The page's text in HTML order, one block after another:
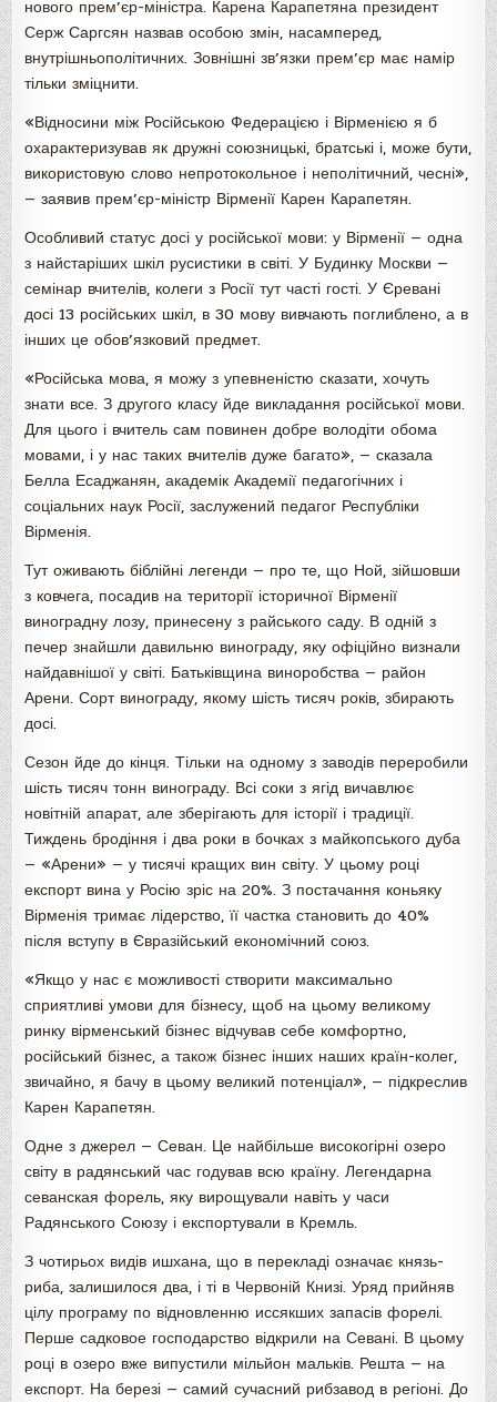
нового прем’єр-міністра. Карена Карапетяна президент
Серж Саргсян назвав особою змін, насамперед,
внутрішньополітичних. Зовнішні зв’язки прем’єр має намір
тільки зміцнити.
«Відносини між Російською Федерацією і Вірменією я б
охарактеризував як дружні союзницькі, братські і, може бути,
використовую слово непротокольное і неполітичний, чесні»,
— заявив прем’єр-міністр Вірменії Карен Карапетян.
Особливий статус досі у російської мови: у Вірменії — одна
з найстаріших шкіл русистики в світі. У Будинку Москви —
семінар вчителів, колеги з Росії тут часті гості. У Єревані
досі 13 російських шкіл, в 30 мову вивчають поглиблено, а в
інших це обов’язковий предмет.
«Російська мова, я можу з упевненістю сказати, хочуть
знати все. З другого класу йде викладання російської мови.
Для цього і вчитель сам повинен добре володіти обома
мовами, і у нас таких вчителів дуже багато», — сказала
Белла Есаджанян, академік Академії педагогічних і
соціальних наук Росії, заслужений педагог Республіки
Вірменія.
Тут оживають біблійні легенди — про те, що Ной, зійшовши
з ковчега, посадив на території історичної Вірменії
виноградну лозу, принесену з райського саду. В одній з
печер знайшли давильню винограду, яку офіційно визнали
найдавнішої у світі. Батьківщина виноробства — район
Арени. Сорт винограду, якому шість тисяч років, збирають
досі.
Сезон йде до кінця. Тільки на одному з заводів переробили
шість тисяч тонн винограду. Всі соки з ягід вичавлює
новітній апарат, але зберігають для історії і традиції.
Тиждень бродіння і два роки в бочках з майкопського дуба
— «Арени» — у тисячі кращих вин світу. У цьому році
експорт вина у Росію зріс на 20%. З постачання коньяку
Вірменія тримає лідерство, її частка становить до 40%
після вступу в Євразійський економічний союз.
«Якщо у нас є можливості створити максимально
сприятливі умови для бізнесу, щоб на цьому великому
ринку вірменський бізнес відчував себе комфортно,
російський бізнес, а також бізнес інших наших країн-колег,
звичайно, я бачу в цьому великий потенціал», — підкреслив
Карен Карапетян.
Одне з джерел — Севан. Це найбільше високогірні озеро
світу в радянський час годував всю країну. Легендарна
севанская форель, яку вирощували навіть у часи
Радянського Союзу і експортували в Кремль.
З чотирьох видів ишхана, що в перекладі означає князь-
риба, залишилося два, і ті в Червоній Книзі. Уряд прийняв
цілу програму по відновленню иссякших запасів форелі.
Перше садковое господарство відкрили на Севані. В цьому
році в озеро вже випустили мільйон мальків. Решта — на
експорт. На березі — самий сучасний рибзавод в регіоні. До